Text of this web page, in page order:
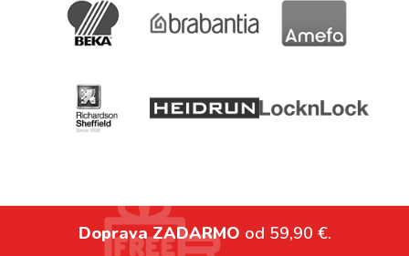
Doprava ZADARMO od 59,90 €.